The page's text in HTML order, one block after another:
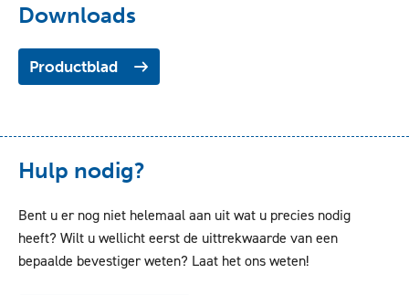
Downloads
Productblad
Hulp nodig?
Bent u er nog niet helemaal aan uit wat u precies nodig
heeft? Wilt u wellicht eerst de uittrekwaarde van een
bepaalde bevestiger weten? Laat het ons weten!